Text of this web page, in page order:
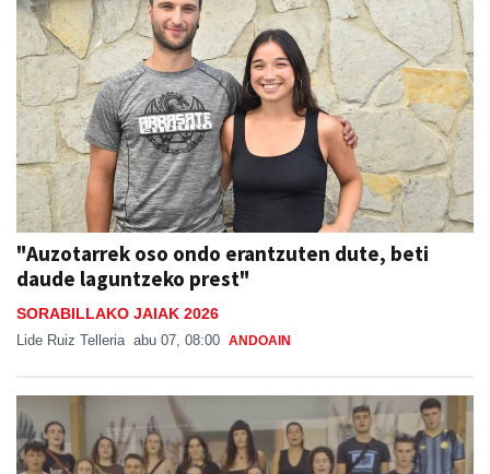
"Auzotarrek oso ondo erantzuten dute, beti
daude laguntzeko prest"
SORABILLAKO JAIAK 2026
Lide Ruiz Telleria abu 07, 08:00 ANDOAIN